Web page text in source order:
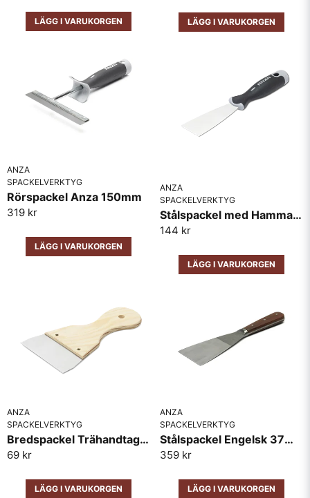
LÄGG I VARUKORGEN LÄGG I VARUKORGEN
ANZA
SPACKELVERKTYG
Rörspackel Anza 150mm
319 kr
LÄGG I VARUKORGEN
ANZA
SPACKELVERKTYG
Stålspackel med Hammarhuvud Anza
144 kr
LÄGG I VARUKORGEN
ANZA
SPACKELVERKTYG
Bredspackel Trähandtag Anza
69 kr
LÄGG I VARUKORGEN
ANZA
SPACKELVERKTYG
Stålspackel Engelsk 37mm
359 kr
LÄGG I VARUKORGEN